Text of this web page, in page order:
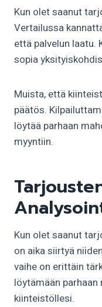
Kun olet saanut
Vertailussa
että palvelun laatu.
sopia
Muista, että
päätös.
löytää parhaan
myyntiin.
Kun olet saanut
on aika siirtyä
vaihe on erittäin
löytämään
kiinteistöllesi.